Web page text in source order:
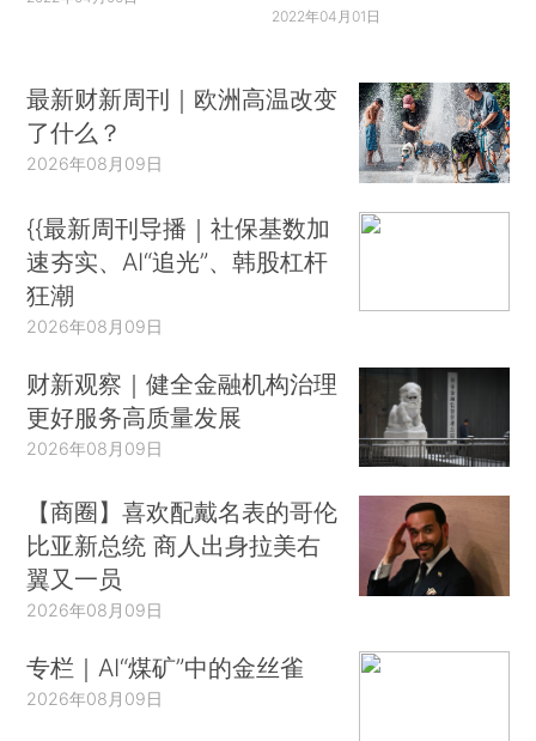
2022年04月01日
最新财新周刊｜欧洲高温改变
了什么？
2026年08月09日
{{最新周刊导播｜社保基数加
速夯实、AI“追光”、韩股杠杆
狂潮
2026年08月09日
财新观察｜健全金融机构治理
更好服务高质量发展
2026年08月09日
【商圈】喜欢配戴名表的哥伦
比亚新总统 商人出身拉美右
翼又一员
2026年08月09日
专栏｜AI“煤矿”中的金丝雀
2026年08月09日